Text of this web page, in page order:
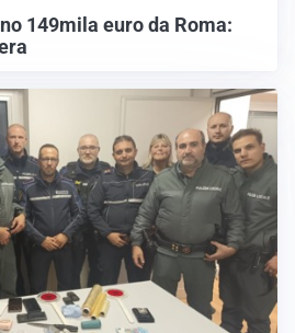
149mila euro da Roma: